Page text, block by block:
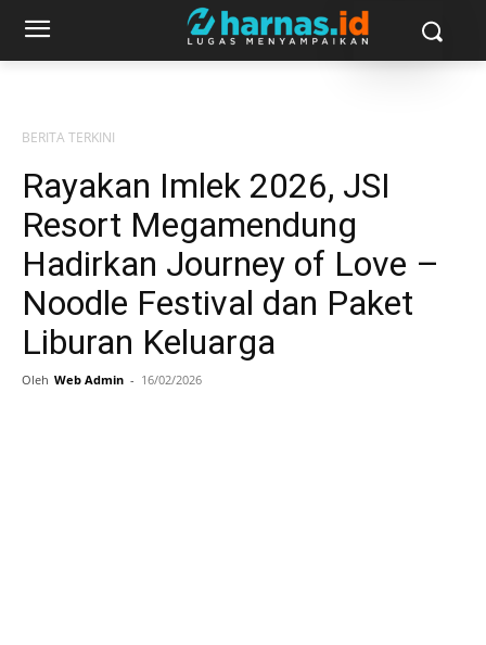
BERITA TERKINI
Rayakan Imlek 2026, JSI
Resort Megamendung
Hadirkan Journey of Love –
Noodle Festival dan Paket
Liburan Keluarga
Oleh Web Admin - 16/02/2026